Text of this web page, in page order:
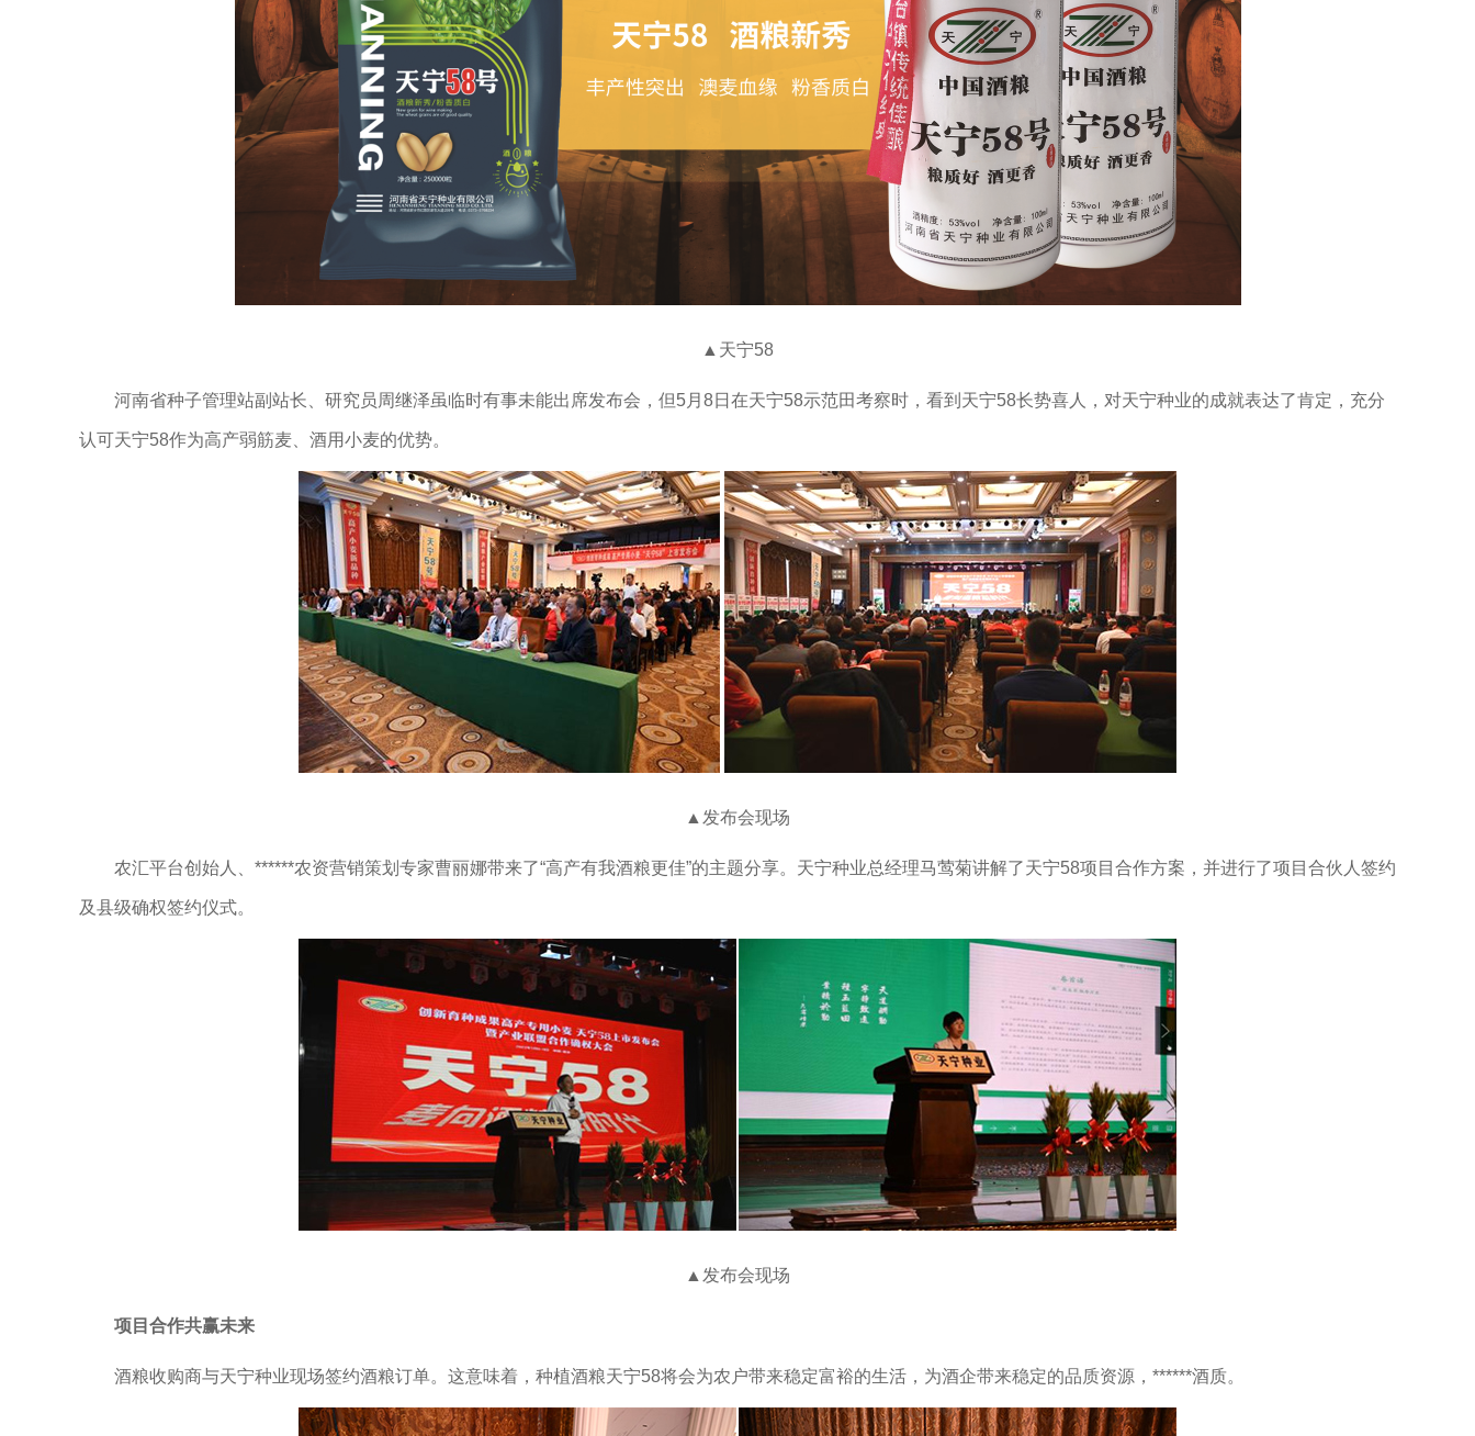
▲天宁58
河南省种子管理站副站长、研究员周继泽虽临时有事未能出席发布会，但5月8日在天宁58示范田考察时，看到天宁58长势喜人，对天宁种业的成就表达了肯定，充分
认可天宁58作为高产弱筋麦、酒用小麦的优势。
▲发布会现场
农汇平台创始人、******农资营销策划专家曹丽娜带来了“高产有我酒粮更佳”的主题分享。天宁种业总经理马莺菊讲解了天宁58项目合作方案，并进行了项目合伙人签约
及县级确权签约仪式。
▲发布会现场
项目合作共赢未来
酒粮收购商与天宁种业现场签约酒粮订单。这意味着，种植酒粮天宁58将会为农户带来稳定富裕的生活，为酒企带来稳定的品质资源，******酒质。